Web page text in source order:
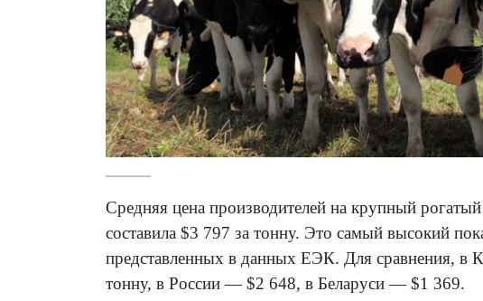
Средняя цена производителей на крупный
составила $3 797 за тонну. Это самый высокий
представленных в данных ЕЭК. Для сравнения, в
тонну, в России — $2 648, в Беларуси — $1 369.